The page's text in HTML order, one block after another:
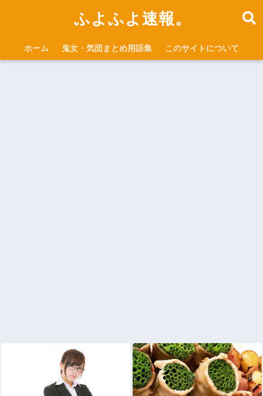
ふよふよ速報。
ホーム 鬼女・気団まとめ用語集 このサイトについて